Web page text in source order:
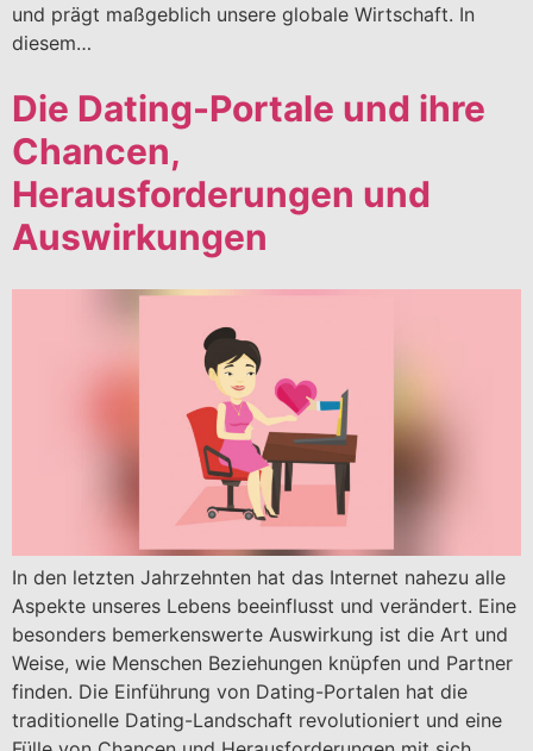
und prägt maßgeblich unsere globale Wirtschaft. In
diesem…
Die Dating-Portale und ihre
Chancen,
Herausforderungen und
Auswirkungen
In den letzten Jahrzehnten hat das Internet nahezu alle
Aspekte unseres Lebens beeinflusst und verändert. Eine
besonders bemerkenswerte Auswirkung ist die Art und
Weise, wie Menschen Beziehungen knüpfen und Partner
finden. Die Einführung von Dating-Portalen hat die
traditionelle Dating-Landschaft revolutioniert und eine